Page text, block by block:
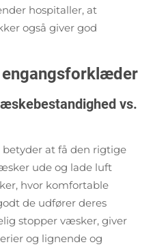
hospitaller, at
også giver god
vs.
at få den rigtige
ude og lade luft
hvor komfortable
de udfører deres
stopper væsker, giver
og lignende og